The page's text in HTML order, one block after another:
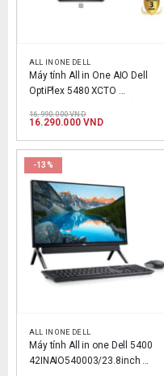
ALL IN ONE DELL
Máy tính All in One AIO Dell
OptiPlex 5480 XCTO
không cảm ứng
16.990.000VND
gốc
16.990.000 VND.
16.290.000VNDGiá
tại
là:
-13%
ALL IN ONE DELL
Máy tính All in one Dell 5400
42INAIO540003/23.8inch